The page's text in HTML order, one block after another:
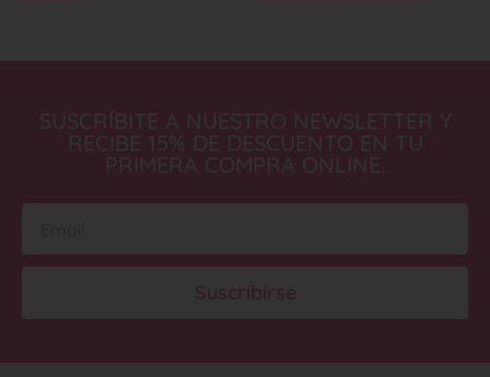
SUSCRÍBITE A NUESTRO NEWSLETTER Y
RECIBE 15% DE DESCUENTO EN TU
PRIMERA COMPRA ONLINE.
Suscribirse